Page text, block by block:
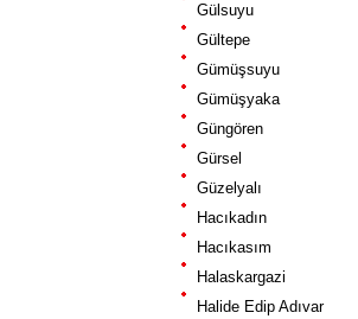
Gülsuyu
Gültepe
Gümüşsuyu
Gümüşyaka
Güngören
Gürsel
Güzelyalı
Hacıkadın
Hacıkasım
Halaskargazi
Halide Edip Adıvar